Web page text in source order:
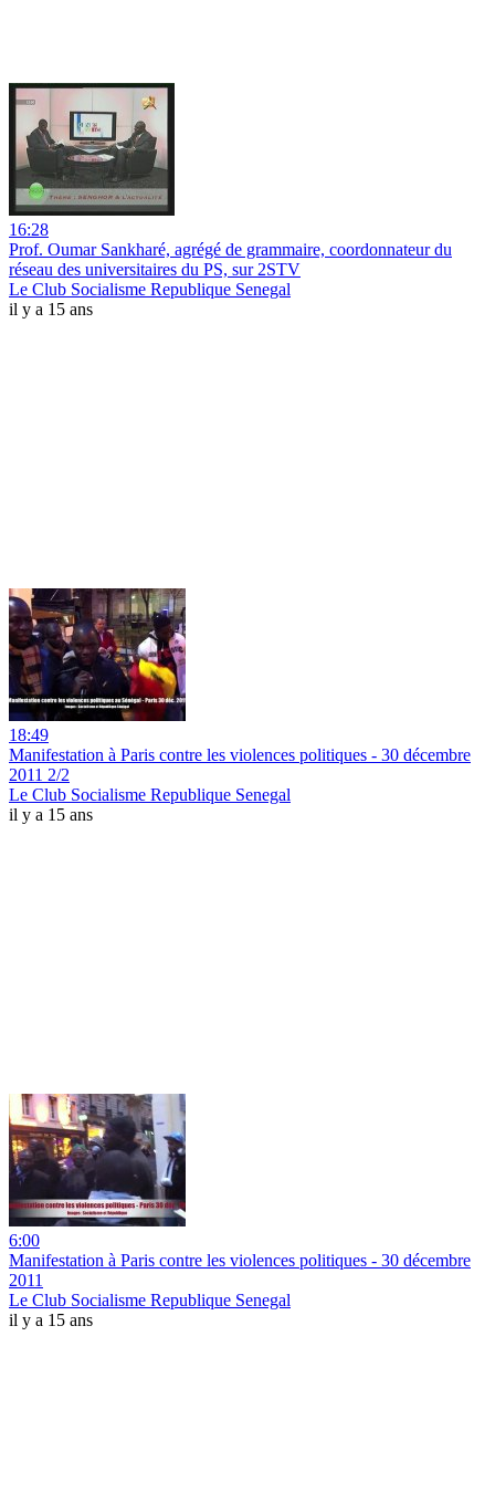
16:28
Prof. Oumar Sankharé, agrégé de grammaire, coordonnateur du
réseau des universitaires du PS, sur 2STV
Le Club Socialisme Republique Senegal
il y a 15 ans
18:49
Manifestation à Paris contre les violences politiques - 30 décembre
2011 2/2
Le Club Socialisme Republique Senegal
il y a 15 ans
6:00
Manifestation à Paris contre les violences politiques - 30 décembre
2011
Le Club Socialisme Republique Senegal
il y a 15 ans